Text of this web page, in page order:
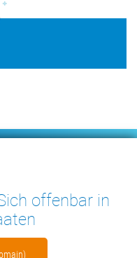
MESSGERÄTE
KONTAKT
offenbar in